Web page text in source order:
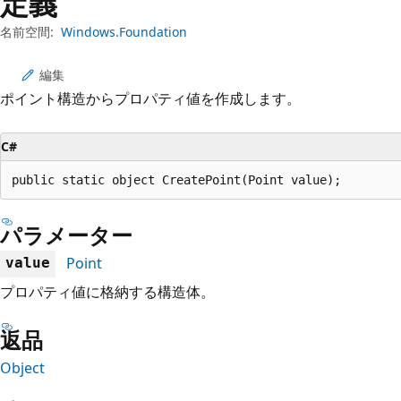
名前空間: Windows.Foundation
編集
ポイント構造からプロパティ値を作成します。
C#
public static object CreatePoint(Point value);
パラメーター
value
Point
プロパティ値に格納する構造体。
返品
Object